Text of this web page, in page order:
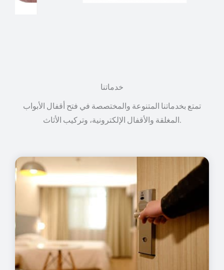
خدماتنا
تمتع بخدماتنا المتنوعة والمختصصة في فتح أقفال الأبواب